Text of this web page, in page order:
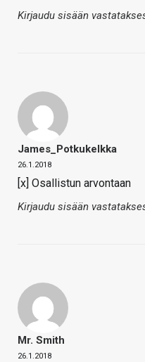
Kirjaudu sisään
James_Potkukelkka
26.1.2018
[x] Osallistun arvontaan
Kirjaudu sisään
Mr. Smith
26.1.2018